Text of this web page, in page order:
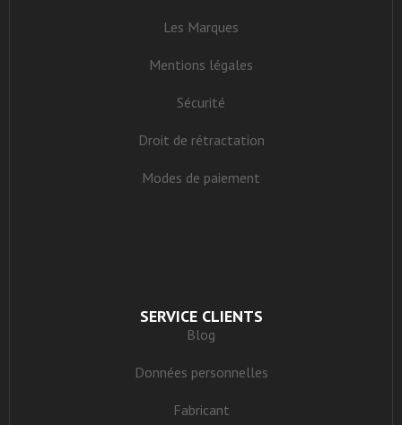
Les Marques
Mentions légales
Sécurité
Droit de rétractation
Modes de paiement
SERVICE CLIENTS
Blog
Données personnelles
Fabricant